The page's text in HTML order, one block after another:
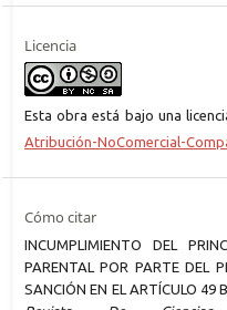
Licencia
Esta obra está bajo una
Atribución-NoComercial-
Cómo citar
INCUMPLIMIENTO DEL
PARENTAL POR PARTE DEL
SANCIÓN EN EL ARTÍCULO 49